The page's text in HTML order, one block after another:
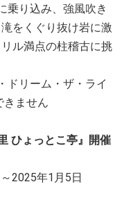
乗り込み、強風吹き
をくぐり抜け岩に激
ル満点の柱稽古に挑
ドリーム・ザ・ライ
きません
ひょっとこ亭』開催
2025年1月5日